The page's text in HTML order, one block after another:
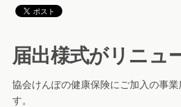
届出様式がリニュ
協会けんぽの健康保険にご加入の事
す。